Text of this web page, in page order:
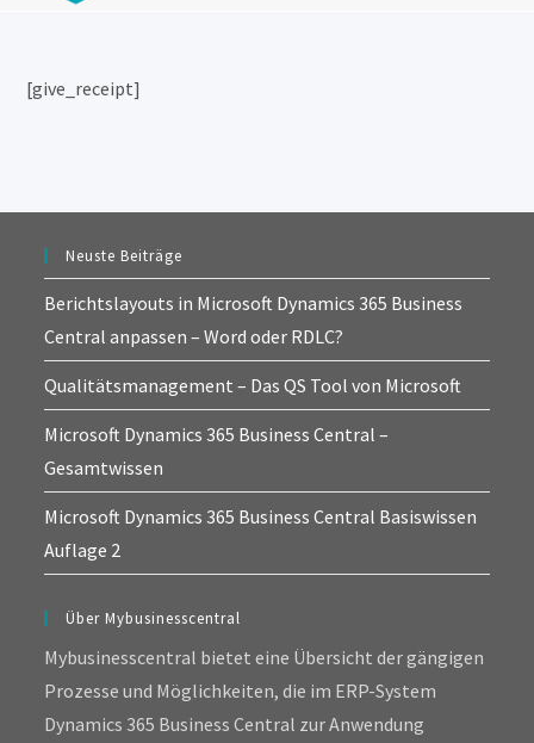
[give_receipt]
Neuste Beiträge
Berichtslayouts in Microsoft Dynamics 365 Business
Central anpassen – Word oder RDLC?
Qualitätsmanagement – Das QS Tool von Microsoft
Microsoft Dynamics 365 Business Central –
Gesamtwissen
Microsoft Dynamics 365 Business Central Basiswissen
Auflage 2
Über Mybusinesscentral
Mybusinesscentral bietet eine Übersicht der gängigen
Prozesse und Möglichkeiten, die im ERP-System
Dynamics 365 Business Central zur Anwendung